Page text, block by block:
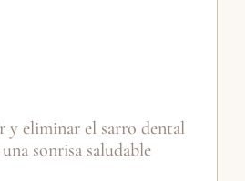
y eliminar el sarro dental
sonrisa saludable